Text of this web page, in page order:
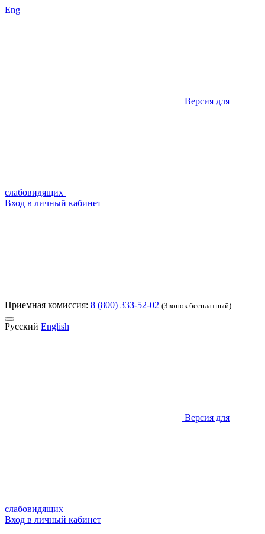
Eng
Версия для
слабовидящих
Вход в личный кабинет
Приемная комиссия: 8 (800) 333-52-02 (Звонок бесплатный)
Русский English
Версия для
слабовидящих
Вход в личный кабинет